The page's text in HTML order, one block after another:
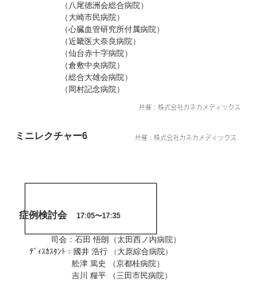
（八尾徳洲会総合病院）
（大崎市民病院）
（心臓血管研究所付属病院）
（近畿医大奈良病院）
（仙台赤十字病院）
（倉敷中央病院）
（総合大雄会病院）
（岡村記念病院）
​共催：株式会社カネカメディックス
ミニレクチャー6 ​共催：株式会社カネカメディックス
症例検討会 17:05〜17:35
司会：石田 悟朗 （太田西ノ内病院）
ﾃﾞｨｽｶｽﾀﾝﾄ：國井 浩行
（大原綜合病院）
舩津 篤史 （京都桂病院）
吉川 糧平 （三田市民病院）